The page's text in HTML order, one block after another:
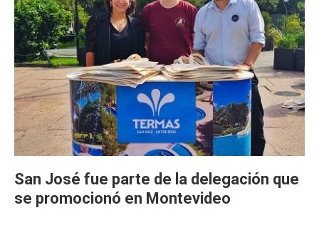
San José fue parte de la delegación que
se promocionó en Montevideo